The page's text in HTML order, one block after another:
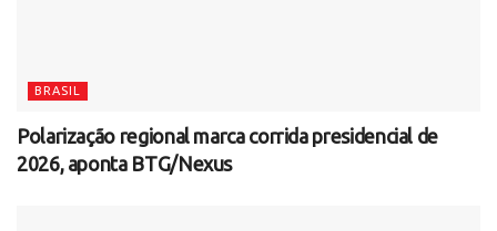
BRASIL
Polarização regional marca corrida presidencial de
2026, aponta BTG/Nexus